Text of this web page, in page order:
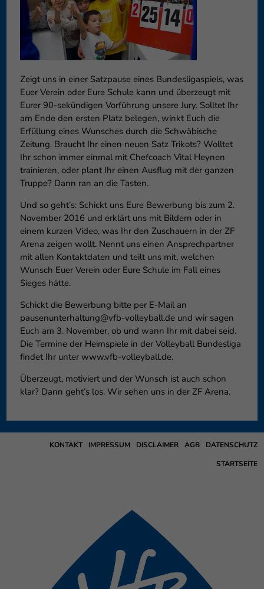
Zeigt uns in einer Satzpause eines Bundesligaspiels, was
Euer Verein oder Eure Schule kann und überzeugt mit
Eurer 90-sekündigen Vorführung unsere Jury. Solltet Ihr
am Ende den ersten Platz belegen, winkt Euch die
Erfüllung eines Wunsches durch die Schwäbische
Zeitung. Braucht Ihr einen neuen Satz Trikots? Wolltet
Ihr schon immer einmal mit Chefcoach Vital Heynen
trainieren, oder plant Ihr einen Ausflug mit der ganzen
Truppe? Dann ran an die Tasten.
Und so geht’s: Schickt uns Eure Bewerbung bis zum 2.
November 2016 und erklärt uns mit Bildern oder in
einem kurzen Video, was Ihr den Zuschauern in der ZF
Arena zeigen wollt. Nennt uns einen Ansprechpartner
mit allen Kontaktdaten und teilt uns mit, welchen
Wunsch Euer Verein oder Eure Schule im Fall eines
Sieges hätte.
Schickt die Bewerbung bitte per E-Mail an
pausenunterhaltung@vfb-volleyball.de und wir sagen
Euch am 3. November, ob und wann Ihr mit dabei seid.
Die Termine der Heimspiele in der Volleyball Bundesliga
findet Ihr unter www.vfb-volleyball.de.
Überzeugt, motiviert und der Wunsch ist auch schon
klar? Dann geht’s los. Wir sehen uns in der ZF Arena.
DATENSCHUTZ
AGB
DISCLAIMER
IMPRESSUM
KONTAKT
STARTSEITE
können Ihre Einwilligung zu ganzen Kategorien geben oder sich
weitere Informationen anzeigen lassen und so nur bestimmte
Cookies auswählen.
Speichern Nur essenzielle Cookies akzeptieren
Zurück
Datenschutzeinstellungen
Essenziell (1)
Essenzielle Cookies ermöglichen grundlegende Funktionen und sind für
die einwandfreie Funktion der Website erforderlich.
Cookie-Informationen anzeigen
Externe Medien (6)
standardmäßig blockiert. Wenn Cookies von externen Medien akzeptiert
werden, bedarf der Zugriff auf diese Inhalte keiner manuellen
Einwilligung mehr.
Cookie-Informationen anzeigen
Datenschutzerklärung